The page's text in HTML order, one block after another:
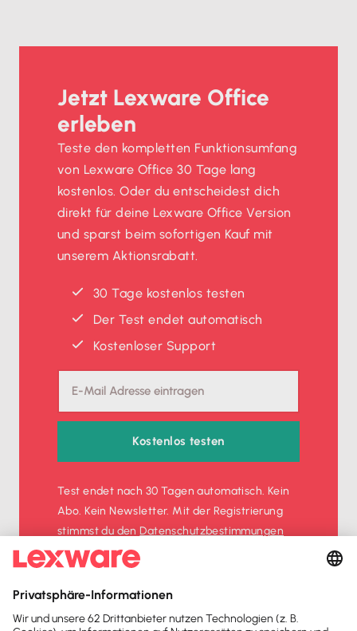
Jetzt Lexware Office
erleben
Teste den kompletten Funktionsumfang
von Lexware Office 30 Tage lang
kostenlos. Oder du entscheidest dich
direkt für deine Lexware Office Version
und sparst beim sofortigen Kauf mit
unserem Aktionsrabatt.
30 Tage kostenlos testen
Der Test endet automatisch
Kostenloser Support
Kostenlos testen
Test endet nach 30 Tagen automatisch. Kein
Abo. Kein Newsletter. Mit der Registrierung
stimmst du denDatenschutz­bestimmungen
und denAGBzu.
Sofort50%